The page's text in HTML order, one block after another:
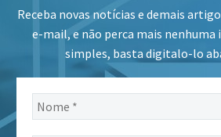
Receba novas notícias e demais
e-mail, e não perca mais nenhuma
simples, basta digitalo-lo
Nome
*